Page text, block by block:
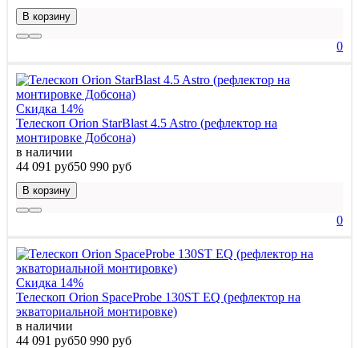
В корзину
0
Скидка 14%
Телескоп Orion StarBlast 4.5 Astro (рефлектор на
монтировке Добсона)
в наличии
44 091 руб50 990 руб
В корзину
0
Скидка 14%
Телескоп Orion SpaceProbe 130ST EQ (рефлектор на
экваториальной монтировке)
в наличии
44 091 руб50 990 руб